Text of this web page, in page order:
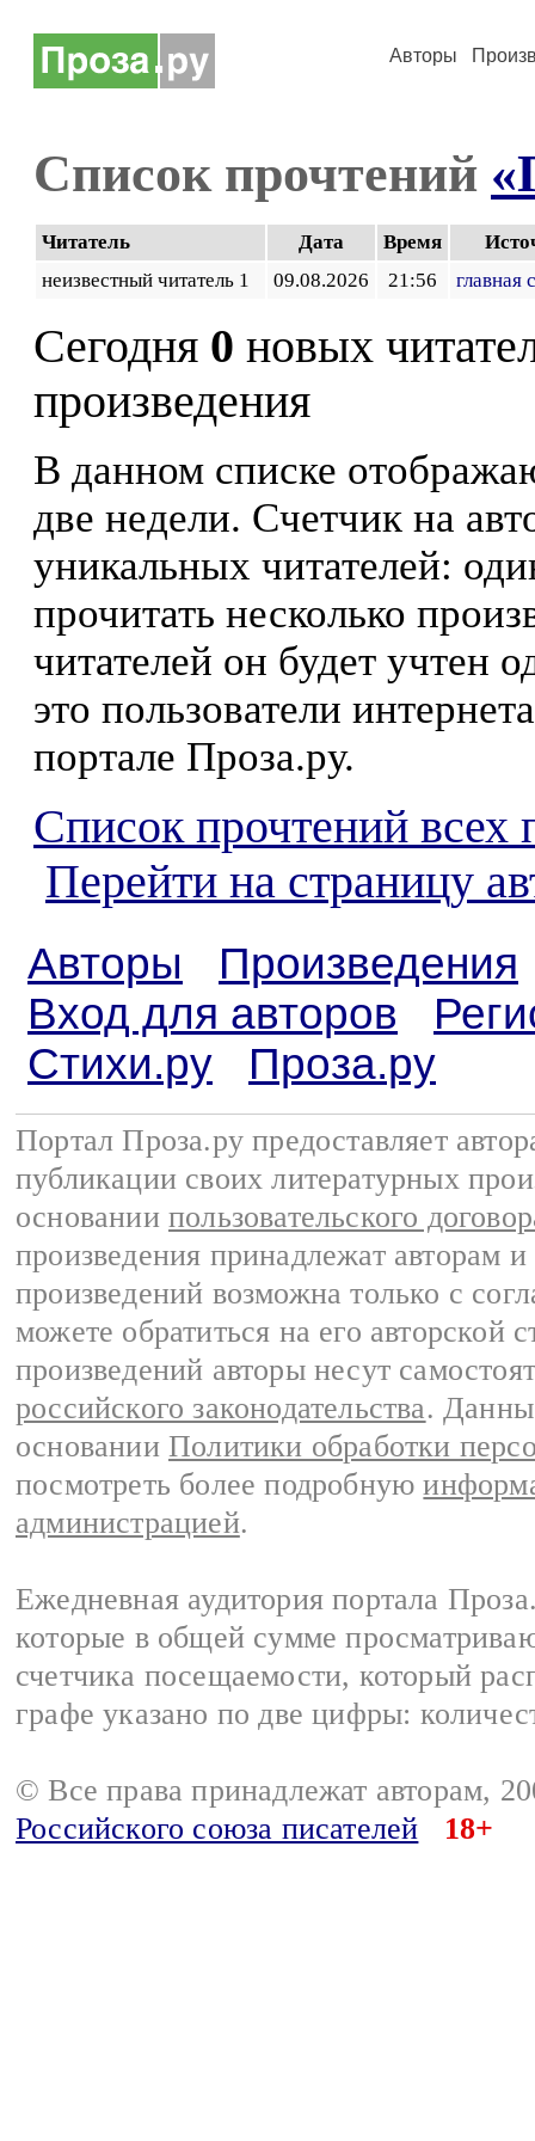
Авторы
Список прочтений
Читатель Дата Время
неизвестный читатель 1
09.08.2026 21:56 главная
Сегодня 0 новых
произведения
В данном списке
две недели. Счетчик на
уникальных читателей:
прочитать несколько
читателей он будет учтен
это пользователи
портале Проза.ру.
Список прочтений всех
Перейти на страницу
Авторы
Произведения
Вход для авторов
Стихи.ру
Проза.ру
Портал Проза.ру предоставляет
публикации своих литературных
основании пользовательского
произведения принадлежат авторам
произведений возможна только с
можете обратиться на его авторской
произведений авторы несут
российского законодательства.
основании Политики обработки
посмотреть более подробную
администрацией.
Ежедневная аудитория портала
которые в общей сумме
счетчика посещаемости, который
графе указано по две цифры:
© Все права принадлежат авторам,
Российского союза писателей
18+